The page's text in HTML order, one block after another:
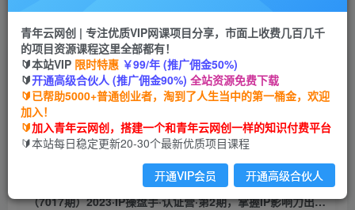
首页 创业课程 会员专属 正文
（7017期）2023·IP操盘手·认证营·第2期，掌握IP
影响力出圈的私域闭环路径（35节）
青年云网创
2年前发布
关注 私信
（7017期）2023·IP操盘手·认证营·第2期，掌握IP影响力出圈的私域闭环路径（35节）
青年云网创 | 专注优质VIP网课项目分享，市面上收费几百几千
的项目资源课程这里全部都有！
🔰本站VIP 限时特惠 ￥99/年 (推广佣金50%)
🔰开通高级合伙人 (推广佣金90%) 全站资源免费下载
🔰已帮助5000+普通创业者，淘到了人生当中的第一桶金，欢迎
加入！
🔰加入青年云网创，搭建一个和青年云网创一样的知识付费平台
🔰本站每日稳定更新20-30个最新优质项目课程
开通VIP会员 开通高级合伙人